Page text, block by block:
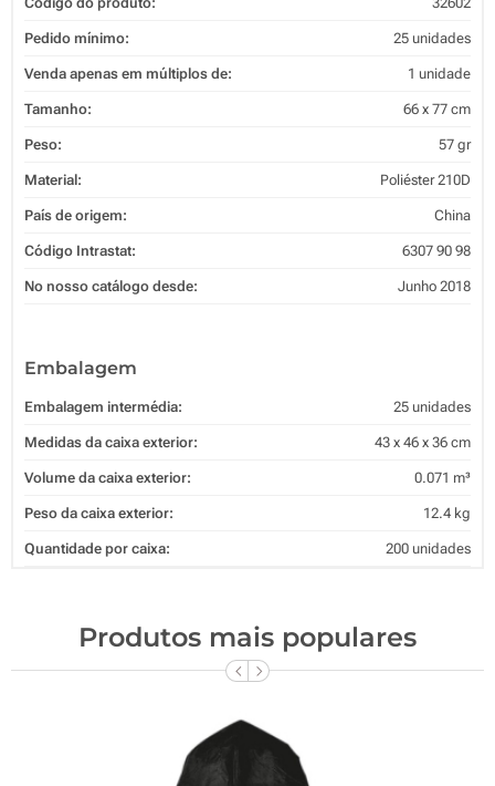
Pedido mínimo: 25 unidades
Venda apenas em múltiplos de: 1 unidade
Tamanho: 66 x 77 cm
Peso: 57 gr
Material: Poliéster 210D
País de origem: China
Código Intrastat: 6307 90 98
No nosso catálogo desde: Junho 2018
Embalagem
Embalagem intermédia: 25 unidades
Medidas da caixa exterior: 43 x 46 x 36 cm
Volume da caixa exterior: 0.071 m³
Peso da caixa exterior: 12.4 kg
Quantidade por caixa: 200 unidades
Produtos mais populares